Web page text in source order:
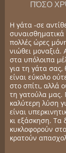
ΠΌΣΟ
Η γάτα -σε
συναισθηματικά
πολλές ώρες
νιώθει μοναξιά.
στα υπόλοιπα
για τη γάτα σας,
είναι εύκολο
στο σπίτι, αλλά
τη γατούλα μας.
καλύτερη λύση
είναι
κι εξάσκηση. Τα
κυκλοφορούν
κρατούν